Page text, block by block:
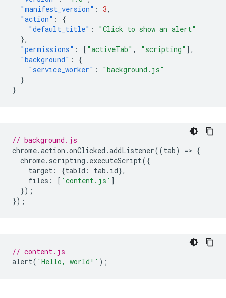
"manifest_version" : 3,
"action" :
{
"default_title" :
"Click to show an alert"
},
"permissions" : [ "activeTab" , "scripting" ],
"background" :
{
"service_worker" :
"background.js"
}
}
// background.js
chrome.action .onClicked .addListener((tab) => {
chrome. scripting . executeScript({
target : {tabId : tab . id},
files : [ 'content.js' ]
});
});
// content.js
alert( 'Hello, world!' );